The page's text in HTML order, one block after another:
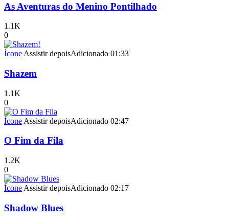
As Aventuras do Menino Pontilhado
1.1K
0
Ícone Assistir depoisAdicionado 01:33
Shazem
1.1K
0
Ícone Assistir depoisAdicionado 02:47
O Fim da Fila
1.2K
0
Ícone Assistir depoisAdicionado 02:17
Shadow Blues